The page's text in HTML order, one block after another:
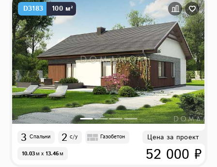
D3183 100 м²
3 Спальни 2 с/у Газобетон
10.03м x 13.46м
Цена за проект
52 000 ₽